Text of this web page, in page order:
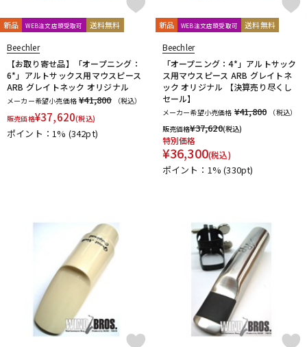
アンプ エフェクター
DTM
レコーディング機器
中古 ヴィンテージ
新品 WEB注文店頭受取可 送料無料
Beechler
【お取り寄せ品】「オープニング：
6*」アルトサックス用マウスピース
ARB グレイトネック オリジナル
メーカー希望小売価格 ¥41,800
（税込）
販売価格¥37,620(税込)
ポイント：1% (342pt)
新品 WEB注文店頭受取可 送料無料
Beechler
「オープニング：4*」アルトサック
ス用マウスピース ARB グレイトネ
ック オリジナル 【決算売り尽くし
セール】
メーカー希望小売価格 ¥41,800
（税込）
販売価格¥37,620(税込)
特別価格
¥36,300(税込)
ポイント：1%(330pt)